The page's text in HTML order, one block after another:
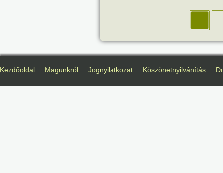
Kezdőoldal Magunkról Jognyilatkozat Köszönetnyilvánítás